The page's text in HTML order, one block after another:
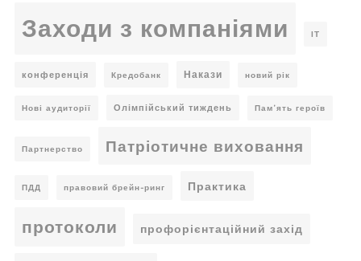
Заходи з компаніями ІТ
конференція Кредобанк Накази новий рік
Нові аудиторії Олімпійський тиждень Пам’ять героїв
Партнерство Патріотичне виховання
ПДД правовий брейн-ринг Практика
протоколи профорієнтаційний захід